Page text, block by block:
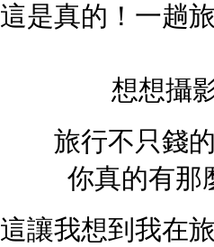
這是真的！一趟
想想攝
旅行不只錢
你真的有那
這讓我想到我在